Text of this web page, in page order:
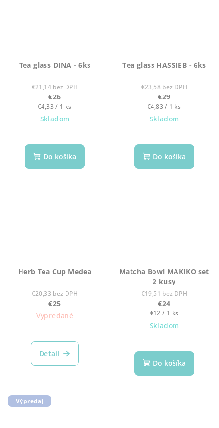
Tea glass DINA - 6ks
€21,14 bez DPH
€26
Jednotková
cena:
€4,33 / 1 ks
Skladom
Do košíka
Tea glass HASSIEB - 6ks
€23,58 bez DPH
€29
Jednotková
cena:
€4,83 / 1 ks
Skladom
Do košíka
Herb Tea Cup Medea
€20,33 bez DPH
€25
Vypredané
Detail
Matcha Bowl MAKIKO set
2 kusy
€19,51 bez DPH
€24
Jednotková
cena:
€12 / 1 ks
Skladom
Do košíka
Výpredaj